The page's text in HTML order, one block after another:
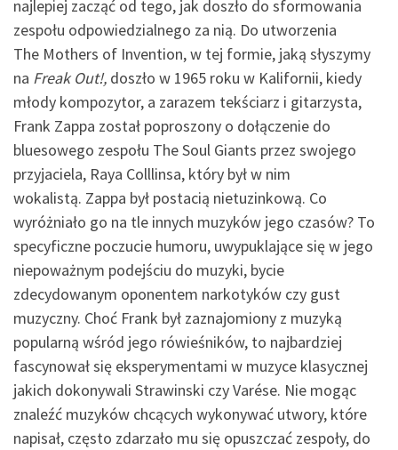
najlepiej zacząć od tego, jak doszło do sformowania
zespołu odpowiedzialnego za nią. Do utworzenia
The Mothers of Invention, w tej formie, jaką słyszymy
na Freak Out!, doszło w 1965 roku w Kalifornii, kiedy
młody kompozytor, a zarazem tekściarz i gitarzysta,
Frank Zappa został poproszony o dołączenie do
bluesowego zespołu The Soul Giants przez swojego
przyjaciela, Raya Colllinsa, który był w nim
wokalistą. Zappa był postacią nietuzinkową. Co
wyróżniało go na tle innych muzyków jego czasów? To
specyficzne poczucie humoru, uwypuklające się w jego
niepoważnym podejściu do muzyki, bycie
zdecydowanym oponentem narkotyków czy gust
muzyczny. Choć Frank był zaznajomiony z muzyką
popularną wśród jego rówieśników, to najbardziej
fascynował się eksperymentami w muzyce klasycznej
jakich dokonywali Strawinski czy Varése. Nie mogąc
znaleźć muzyków chcących wykonywać utwory, które
napisał, często zdarzało mu się opuszczać zespoły, do